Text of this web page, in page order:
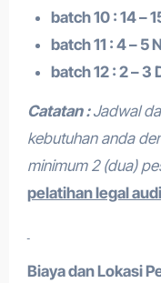
batch 10 : 14 –
batch 11 : 4 – 5
batch 12 : 2 –
Catatan :Jadwal
kebutuhan anda
minimum 2 (dua)
pelatihan legal
Biaya dan Lokasi